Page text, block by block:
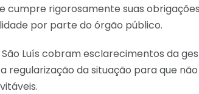
cumpre rigorosamente suas
por parte do órgão público.
Luís cobram esclarecimentos da
regularização da situação para que